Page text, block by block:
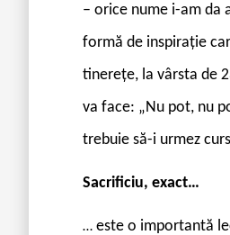
– orice nume i-am da
formă de inspirație
tinerețe, la vârsta de
va face: „Nu pot, nu
trebuie să-i urmez
Sacrificiu, exact…
… este o importantă